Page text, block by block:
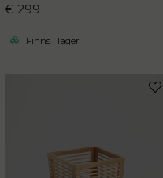
€ 299
Finns i lager